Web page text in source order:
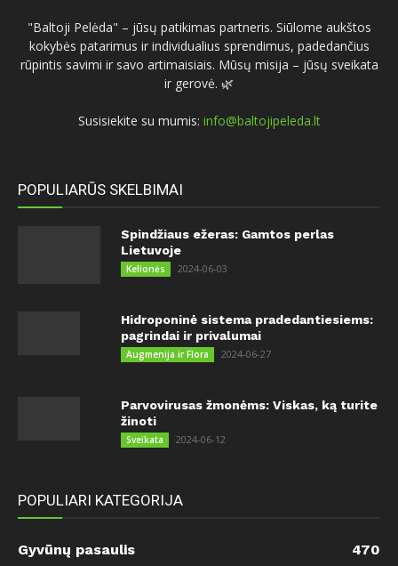
"Baltoji Pelėda" – jūsų patikimas partneris. Siūlome aukštos
kokybės patarimus ir individualius sprendimus, padedančius
rūpintis savimi ir savo artimaisiais. Mūsų misija – jūsų sveikata
ir gerovė. 🌿
Susisiekite su mumis: info@baltojipeleda.lt
POPULIARŪS SKELBIMAI
Spindžiaus ežeras: Gamtos perlas
Lietuvoje
Kelionės 2024-06-03
Hidroponinė sistema pradedantiesiems:
pagrindai ir privalumai
Augmenija ir Flora 2024-06-27
Parvovirusas žmonėms: Viskas, ką turite
žinoti
Sveikata 2024-06-12
POPULIARI KATEGORIJA
Gyvūnų pasaulis 470